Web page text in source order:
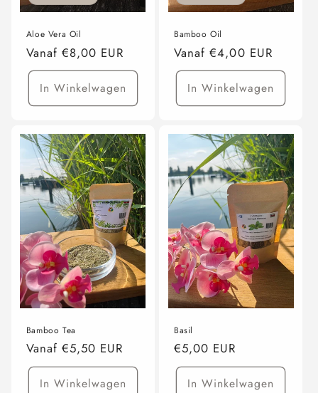
Aloe Vera Oil
Normale
prijs
Vanaf €8,00 EUR
In Winkelwagen
Bamboo Oil
Normale
prijs
Vanaf €4,00 EUR
In Winkelwagen
Bamboo Tea
Normale
prijs
Vanaf €5,50 EUR
In Winkelwagen
Basil
Normale
prijs
€5,00 EUR
In Winkelwagen